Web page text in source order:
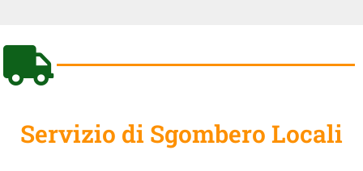
Servizio di Sgombero Locali